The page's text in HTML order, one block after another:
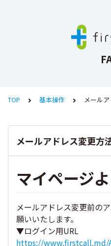
TOP 基本操作 メール
メールアドレス変更方
マイページ
メールアドレス変更前の
願いいたします。
▼ログイン用URL
https://www.firstcall.md/